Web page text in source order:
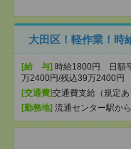
大田区！軽作業！時
[給 与] 時給1800円 日額
万2400円/残込39万2400円
[交通費]交通費支給（規定あ
[勤務地] 流通センター駅か